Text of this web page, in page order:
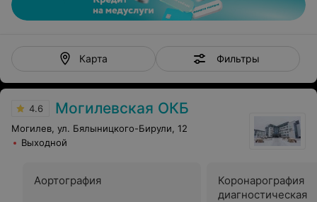
Карта Фильтры
4.6 Могилевская ОКБ
Могилев, ул. Бялыницкого-Бирули, 12
Выходной
Аортография
Коронарография
диагностическая